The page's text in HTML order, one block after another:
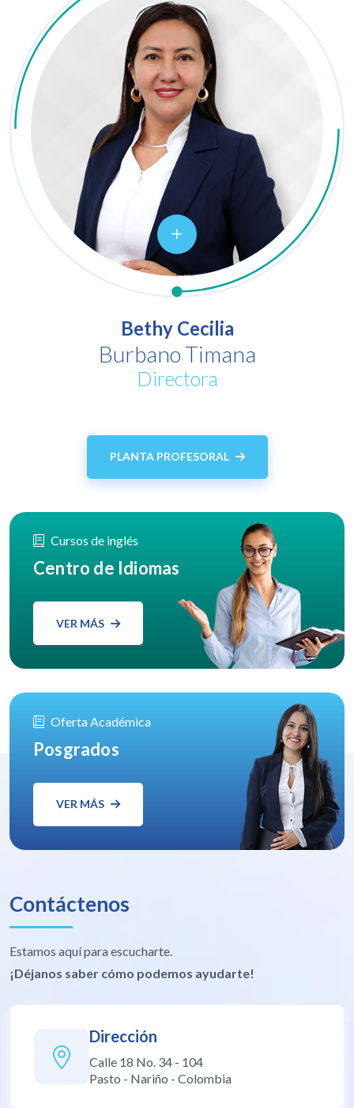
Bethy Cecilia
Burbano Timana
Directora
PLANTA PROFESORAL
Cursos de inglés
Centro de Idiomas
VER MÁS
Oferta Académica
Posgrados
VER MÁS
Contáctenos
Estamos aquí para escucharte.
¡Déjanos saber cómo podemos ayudarte!
Dirección
Calle 18 No. 34 - 104
Pasto - Nariño - Colombia